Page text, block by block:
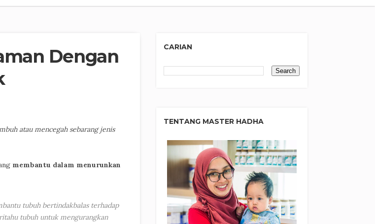
Dengan
atau mencegah sebarang jenis
membantu dalam menurunkan
tubuh bertindakbalas terhadap
tubuh untuk mengurangkan
CARIAN
TENTANG MASTER HADHA